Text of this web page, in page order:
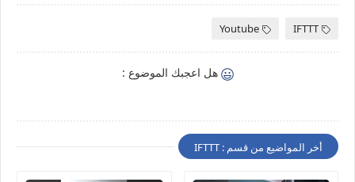
IFTTT
Youtube
هل اعجبك الموضوع :
أخر المواضيع من قسم : IFTTT